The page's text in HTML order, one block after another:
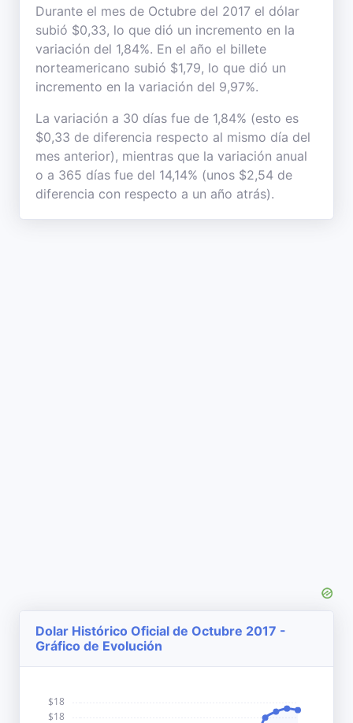
Durante el mes de Octubre del 2017 el dólar
subió $0,33, lo que dió un incremento en la
variación del 1,84%. En el año el billete
norteamericano subió $1,79, lo que dió un
incremento en la variación del 9,97%.
La variación a 30 días fue de 1,84% (esto es
$0,33 de diferencia respecto al mismo día del
mes anterior), mientras que la variación anual
o a 365 días fue del 14,14% (unos $2,54 de
diferencia con respecto a un año atrás).
Dolar Histórico Oficial de Octubre 2017 -
Gráfico de Evolución